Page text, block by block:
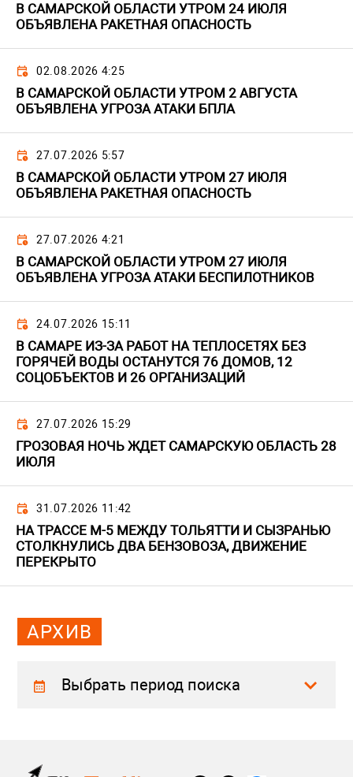
В САМАРСКОЙ ОБЛАСТИ УТРОМ 24 ИЮЛЯ
ОБЪЯВЛЕНА РАКЕТНАЯ ОПАСНОСТЬ
02.08.2026 4:25
В САМАРСКОЙ ОБЛАСТИ УТРОМ 2 АВГУСТА
ОБЪЯВЛЕНА УГРОЗА АТАКИ БПЛА
27.07.2026 5:57
В САМАРСКОЙ ОБЛАСТИ УТРОМ 27 ИЮЛЯ
ОБЪЯВЛЕНА РАКЕТНАЯ ОПАСНОСТЬ
27.07.2026 4:21
В САМАРСКОЙ ОБЛАСТИ УТРОМ 27 ИЮЛЯ
ОБЪЯВЛЕНА УГРОЗА АТАКИ БЕСПИЛОТНИКОВ
24.07.2026 15:11
В САМАРЕ ИЗ-ЗА РАБОТ НА ТЕПЛОСЕТЯХ БЕЗ
ГОРЯЧЕЙ ВОДЫ ОСТАНУТСЯ 76 ДОМОВ, 12
СОЦОБЪЕКТОВ И 26 ОРГАНИЗАЦИЙ
27.07.2026 15:29
ГРОЗОВАЯ НОЧЬ ЖДЕТ САМАРСКУЮ ОБЛАСТЬ 28
ИЮЛЯ
31.07.2026 11:42
НА ТРАССЕ М-5 МЕЖДУ ТОЛЬЯТТИ И СЫЗРАНЬЮ
СТОЛКНУЛИСЬ ДВА БЕНЗОВОЗА, ДВИЖЕНИЕ
ПЕРЕКРЫТО
АРХИВ
Выбрать период поиска